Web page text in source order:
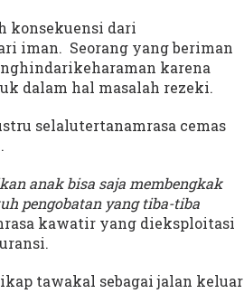
konsekuensi dari
iman. Seorang yang beriman
karena
dalam hal masalah rezeki.
selalutertanamrasa cemas
anak bisa saja membengkak
pengobatan yang tiba-tiba
kawatir yang dieksploitasi
tawakal sebagai jalan keluar